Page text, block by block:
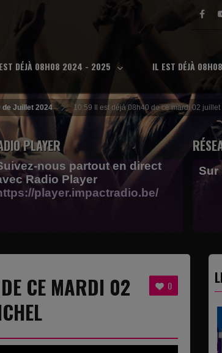
DÉJÀ 08H08 2024 - 2025 IL EST DÉJÀ
de Juillet 2024 10:59 Il est déjà 08h40 de ce mardi 02 juillet
PLAYER
nous partout en direct
Radio Player
player.impactradio.be/
Sur
0
CE MARDI 02